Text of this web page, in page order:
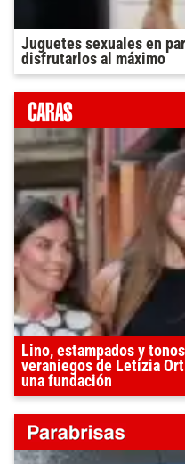
Juguetes sexuales en
disfrutarlos al máximo
Lino, estampados y
veraniegos de Letizia
una fundación